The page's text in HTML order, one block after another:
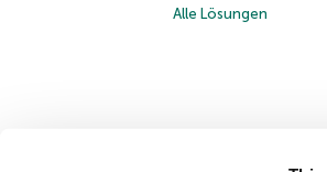
Alle Lösungen